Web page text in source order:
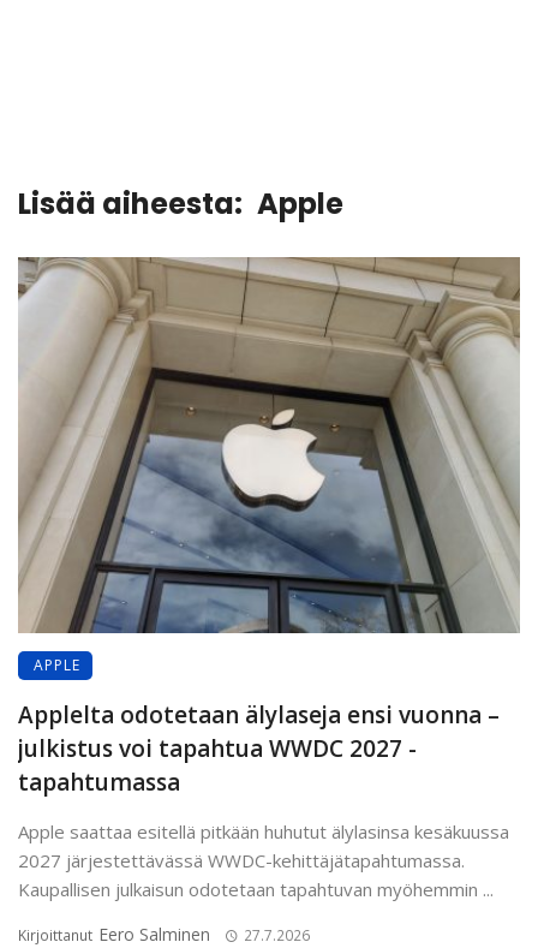
Lisää aiheesta: Apple
APPLE
Applelta odotetaan älylaseja ensi vuonna –
julkistus voi tapahtua WWDC 2027 -
tapahtumassa
Apple saattaa esitellä pitkään huhutut älylasinsa kesäkuussa
2027 järjestettävässä WWDC-kehittäjätapahtumassa.
Kaupallisen julkaisun odotetaan tapahtuvan myöhemmin ...
Kirjoittanut Eero Salminen 27.7.2026